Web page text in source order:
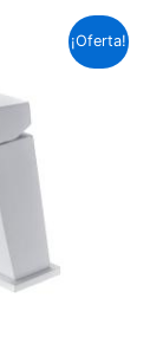
¡Oferta!